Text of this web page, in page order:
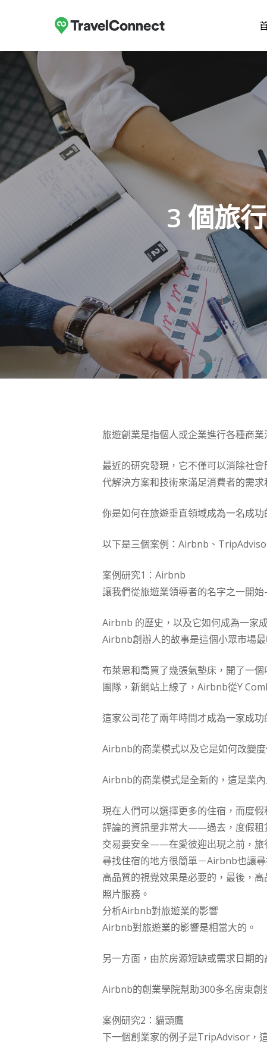
3 個旅
旅遊創業是指個人或企業進行各種商
最近的研究發現，它不僅可以消除社
代解決方案和技術來滿足消費者的需求
你是如何在旅遊垂直領域成為一名成功
以下是三個案例：Airbnb、
案例研究1：Airbnb
讓我們從旅遊業領導者的名字之一開
Airbnb 的歷史，以及它如何成為一家
Airbnb創辦人的故事是這個小眾市場
布萊恩和喬買了幾張氣墊床，開了一
團隊，新網站上線了，Airbnb從Y
這家公司花了兩年時間才成為一家成
Airbnb的商業模式以及它是如何改變
Airbnb的商業模式是全新的，這是業內
現在人們可以選擇更多的住宿，而度
評論的資訊量非常大——過去，度假租
交易要安全——在愛彼迎出現之前，旅
尋找住宿的地方很簡單－Airbnb也讓
高品質的視覺效果是必要的，最後，
照片服務。
分析Airbnb對旅遊業的影響
Airbnb對旅遊業的影響是相當大的。
另一方面，由於房源短缺或需求日期
Airbnb的創業學院幫助300多名房東創
案例研究2：貓頭鷹
下一個創業家的例子是TripAdvisor，